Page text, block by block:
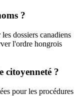
?
dossiers canadiens
l'ordre hongrois
citoyenneté ?
pour les procédures